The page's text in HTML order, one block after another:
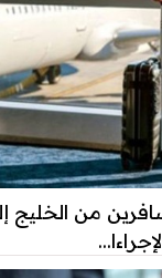
من